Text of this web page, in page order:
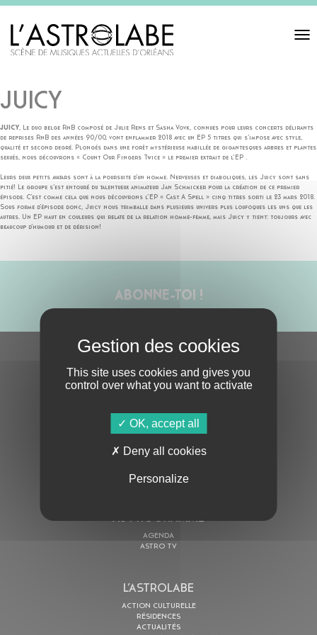
Toggle
JUICY
JUICY, Le duo belge RnB composé de Julie Rens et Sasha Vovk, connues pour leurs concerts délirants
de reprises RnB des années 90/00, vont enflammer 2018 avec un EP 5 titres qui s’impose avec style,
qualité et second degré. Plongés dans une forêt mystérieuse habillée de gigantesques arbres et plantes
sexués, nous découvrons « Count Our Fingers Twice » le premier extrait de l’EP .
Leurs deux petits avatars sont à la poursuite d’un homme. Nerveuses et diaboliques, les Juicy sont sans
pitié! Le groupe s’est entouré du talentueux animateur Jan Schmicker pour la création de ce premier
épisode. C’est comme cela que nous découvrons l’EP « Cast A Spell » cinq titres sorti le 23 mars 2018.
Sous forme d’épisode donc, Juicy nous trimballe dans plusieurs univers plus loufoques les uns que les
autres. Un EP haut en couleurs qui relate de la relation homme-femme, mais Juicy y tient: toujours avec
beaucoup d’humour et de dérision!
ABONNE-TOI !
S'ABONNER À LA NEWSLETTER
AU PROGRAMME
AGENDA
ASTRO TV
L’ASTROLABE
ACTION CULTURELLE
RÉSIDENCES
ACTUALITÉS
This site uses cookies and gives you
control over what you want to activate
OK, accept all
Deny all cookies
Personalize